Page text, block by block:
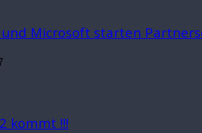
und Microsoft starten
kommt !!!